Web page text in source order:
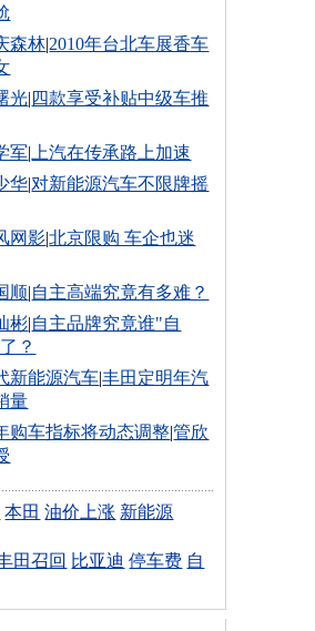
森林|2010年台北车展香车
光| 四款享受补贴中级车推
军| 上汽在传承路上加速
华|对新能源汽车不限牌摇
网影|北京限购 车企也迷
顺|自主高端究竟有多难？
彬|自主品牌究竟谁"自
？
新能源汽车|丰田定明年汽
量
购车指标将动态调整|管欣
本田 油价上涨 新能源
田召回 比亚迪 停车费 自